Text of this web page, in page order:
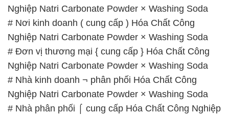
Nghiệp Natri Carbonate Powder × Washing Soda
# Nơi kinh doanh ( cung cấp ) Hóa Chất Công
Nghiệp Natri Carbonate Powder × Washing Soda
# Đơn vị thương mại { cung cấp } Hóa Chất Công
Nghiệp Natri Carbonate Powder × Washing Soda
# Nhà kinh doanh ¬ phân phối Hóa Chất Công
Nghiệp Natri Carbonate Powder × Washing Soda
# Nhà phân phối ⌠ cung cấp Hóa Chất Công Nghiệp